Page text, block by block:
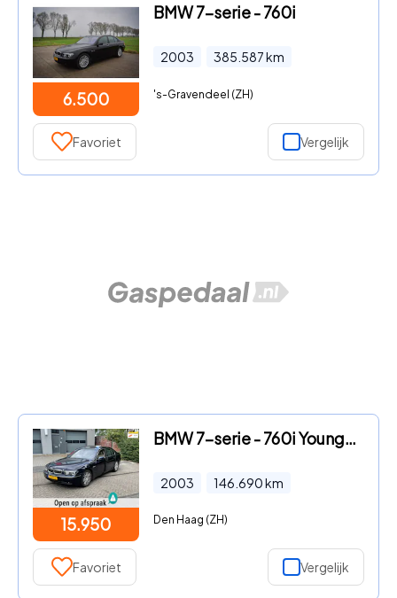
6.500
BMW 7-serie - 760i
2003 385.587km
's-Gravendeel (ZH)
Favoriet Vergelijk
15.950
BMW 7-serie - 760i Youngtimer
2003 146.690km
Den Haag (ZH)
Favoriet Vergelijk